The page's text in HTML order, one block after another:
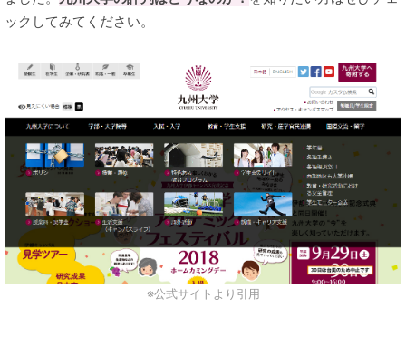
ックしてみてください。
※公式サイトより引用